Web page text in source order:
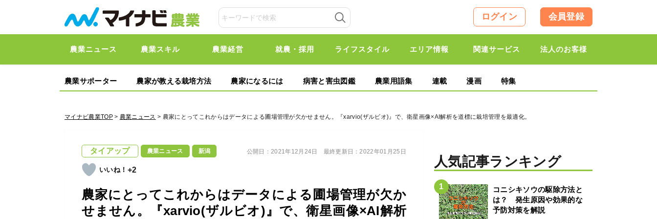
ログイン 会員登録
農業ニュース 農業スキル 農業経営 就農・採用 ライフスタイル エリア情報 関連サービス 法人のお客様
農業サポーター 農家が教える栽培方法 農家になるには 病害と害虫図鑑 農業用語集 連載 漫画 特集
マイナビ農業TOP> 農業ニュース > 農家にとってこれからはデータによる圃場管理が欠かせません。『xarvio(ザルビオ)』で、衛星画像×AI解析を道標に栽培管理を最適化。
タイアップ 農業ニュース 新潟
+2
農家にとってこれからはデータによる圃場管理が欠か
せません。『xarvio(ザルビオ)』で、衛星画像×AI解析
公開日：2021年12月24日 最終更新日：2022年01月25日
人気記事ランキング
コニシキソウの駆除方法と
は？ 発生原因や効果的な
予防対策を解説